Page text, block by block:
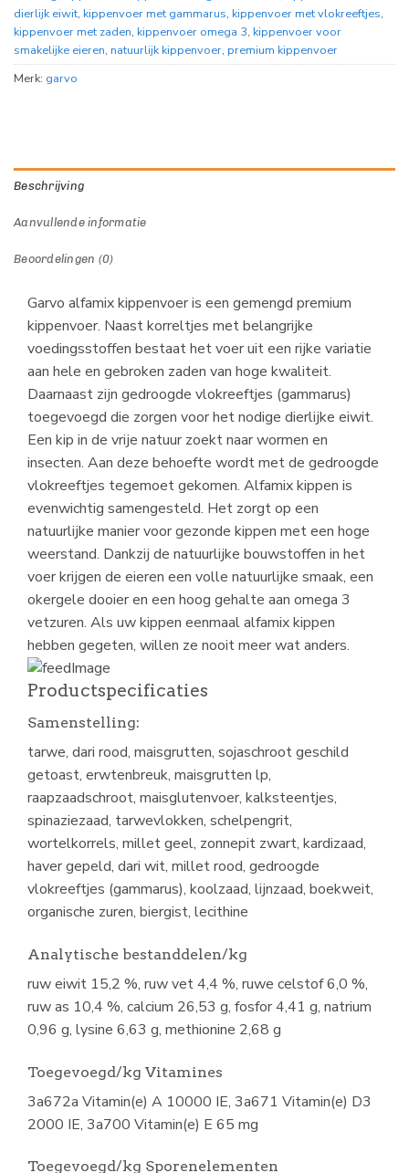
dierlijk eiwit, kippenvoer met gammarus, kippenvoer met vlokreeftjes,
kippenvoer met zaden, kippenvoer omega 3, kippenvoer voor
smakelijke eieren, natuurlijk kippenvoer, premium kippenvoer
Merk: garvo
Beschrijving
Aanvullende informatie
Beoordelingen (0)
Garvo alfamix kippenvoer is een gemengd premium
kippenvoer. Naast korreltjes met belangrijke
voedingsstoffen bestaat het voer uit een rijke variatie
aan hele en gebroken zaden van hoge kwaliteit.
Daarnaast zijn gedroogde vlokreeftjes (gammarus)
toegevoegd die zorgen voor het nodige dierlijke eiwit.
Een kip in de vrije natuur zoekt naar wormen en
insecten. Aan deze behoefte wordt met de gedroogde
vlokreeftjes tegemoet gekomen. Alfamix kippen is
evenwichtig samengesteld. Het zorgt op een
natuurlijke manier voor gezonde kippen met een hoge
weerstand. Dankzij de natuurlijke bouwstoffen in het
voer krijgen de eieren een volle natuurlijke smaak, een
okergele dooier en een hoog gehalte aan omega 3
vetzuren. Als uw kippen eenmaal alfamix kippen
hebben gegeten, willen ze nooit meer wat anders.
Productspecificaties
Samenstelling:
tarwe, dari rood, maisgrutten, sojaschroot geschild
getoast, erwtenbreuk, maisgrutten lp,
raapzaadschroot, maisglutenvoer, kalksteentjes,
spinaziezaad, tarwevlokken, schelpengrit,
wortelkorrels, millet geel, zonnepit zwart, kardizaad,
haver gepeld, dari wit, millet rood, gedroogde
vlokreeftjes (gammarus), koolzaad, lijnzaad, boekweit,
organische zuren, biergist, lecithine
Analytische bestanddelen/kg
ruw eiwit 15,2 %, ruw vet 4,4 %, ruwe celstof 6,0 %,
ruw as 10,4 %, calcium 26,53 g, fosfor 4,41 g, natrium
0,96 g, lysine 6,63 g, methionine 2,68 g
Toegevoegd/kg Vitamines
3a672a Vitamin(e) A 10000 IE, 3a671 Vitamin(e) D3
2000 IE, 3a700 Vitamin(e) E 65 mg
Toegevoegd/kg Sporenelementen